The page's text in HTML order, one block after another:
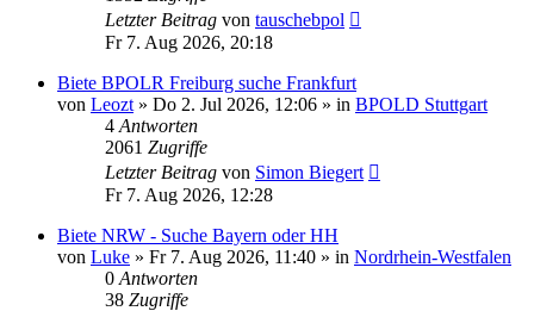
Letzter Beitrag von tauschebpol
Fr 7. Aug 2026, 20:18
Biete BPOLR Freiburg suche Frankfurt
von Leozt » Do 2. Jul 2026, 12:06 » in BPOLD Stuttgart
4 Antworten
2061 Zugriffe
Letzter Beitrag von Simon Biegert
Fr 7. Aug 2026, 12:28
Biete NRW - Suche Bayern oder HH
von Luke » Fr 7. Aug 2026, 11:40 » in Nordrhein-Westfalen
0 Antworten
38 Zugriffe